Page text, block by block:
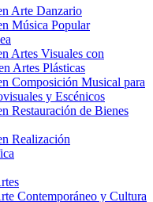
Arte Danzario
Música Popular
Artes Visuales con
Artes Plásticas
Composición Musical para
y Escénicos
Restauración de Bienes
Realización
Contemporáneo y Cultura